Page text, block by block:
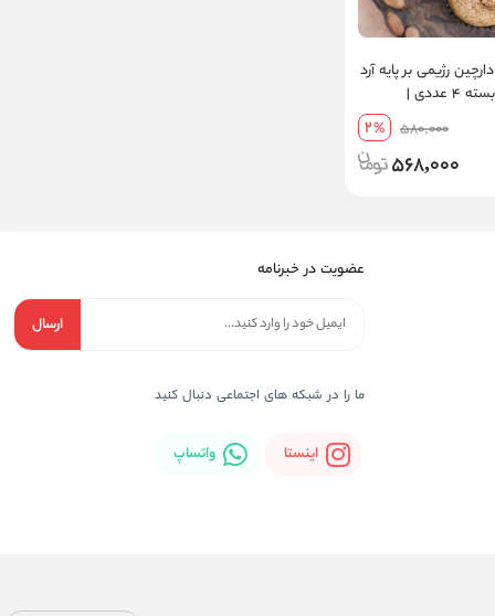
رژیمی بر پایه آرد
بادام و استویا- بسته ۴ عددی |
580,000
2%
568,000
عضویت در خبرنامه
ارسال
ما را در شبکه های اجتماعی دنبال کنید
اینستا واتساپ